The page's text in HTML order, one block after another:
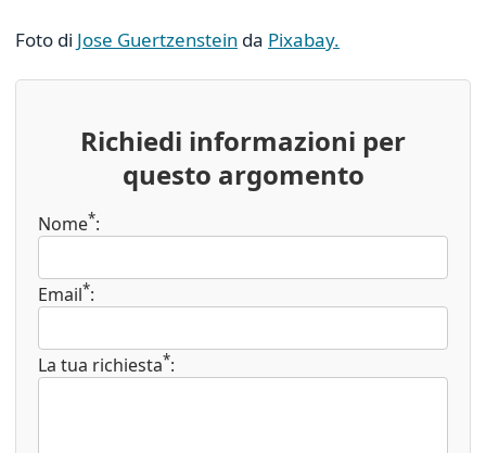
Foto di Jose Guertzenstein da Pixabay.
Richiedi informazioni per
questo argomento
Nome*:
Email*:
La tua richiesta*: